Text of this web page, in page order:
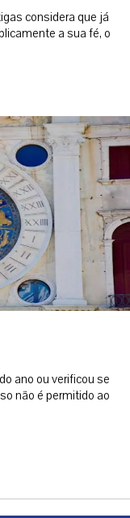
considera que já
a sua fé, o
ano ou verificou se
não é permitido ao